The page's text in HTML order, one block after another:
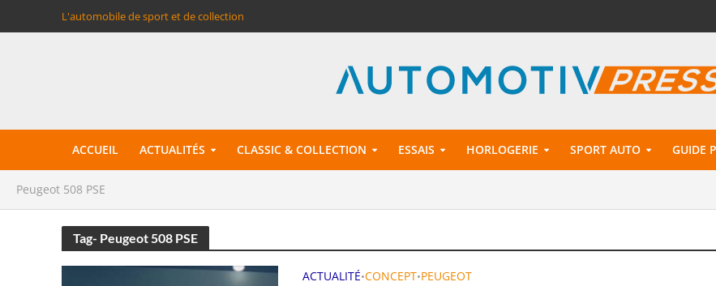
L'automobile de sport et de collection
ACCUEIL ACTUALITÉS CLASSIC & COLLECTION ESSAIS HORLOGERIE SPORT AUTO GUIDE
Peugeot 508 PSE
Tag- Peugeot 508 PSE
ACTUALITÉ•CONCEPT•PEUGEOT